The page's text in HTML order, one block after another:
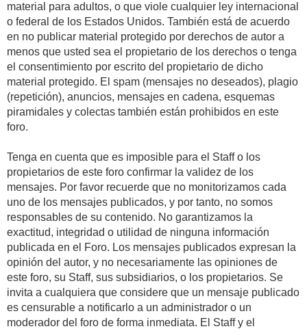
material para adultos, o que viole cualquier ley internacional
o federal de los Estados Unidos. También está de acuerdo
en no publicar material protegido por derechos de autor a
menos que usted sea el propietario de los derechos o tenga
el consentimiento por escrito del propietario de dicho
material protegido. El spam (mensajes no deseados), plagio
(repetición), anuncios, mensajes en cadena, esquemas
piramidales y colectas también están prohibidos en este
foro.
Tenga en cuenta que es imposible para el Staff o los
propietarios de este foro confirmar la validez de los
mensajes. Por favor recuerde que no monitorizamos cada
uno de los mensajes publicados, y por tanto, no somos
responsables de su contenido. No garantizamos la
exactitud, integridad o utilidad de ninguna información
publicada en el Foro. Los mensajes publicados expresan la
opinión del autor, y no necesariamente las opiniones de
este foro, su Staff, sus subsidiarios, o los propietarios. Se
invita a cualquiera que considere que un mensaje publicado
es censurable a notificarlo a un administrador o un
moderador del foro de forma inmediata. El Staff y el